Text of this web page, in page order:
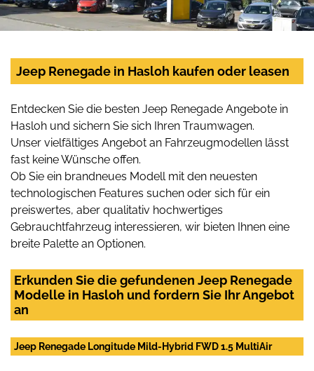
Jeep Renegade in Hasloh kaufen oder leasen
Entdecken Sie die besten Jeep Renegade Angebote in
Hasloh und sichern Sie sich Ihren Traumwagen.
Unser vielfältiges Angebot an Fahrzeugmodellen lässt
fast keine Wünsche offen.
Ob Sie ein brandneues Modell mit den neuesten
technologischen Features suchen oder sich für ein
preiswertes, aber qualitativ hochwertiges
Gebrauchtfahrzeug interessieren, wir bieten Ihnen eine
breite Palette an Optionen.
Erkunden Sie die gefundenen Jeep Renegade
Modelle in Hasloh und fordern Sie Ihr Angebot
an
Jeep Renegade Longitude Mild-Hybrid FWD 1.5 MultiAir